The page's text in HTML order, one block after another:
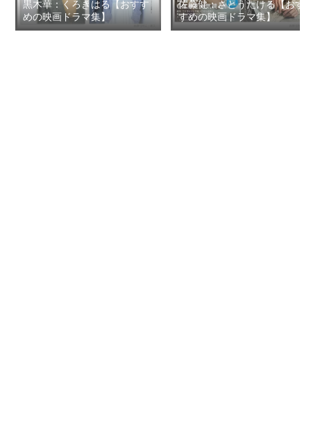
黒木華：くろきはる【おすす
めの映画ドラマ集】
佐藤健：さとうたける【おす
すめの映画ドラマ集】